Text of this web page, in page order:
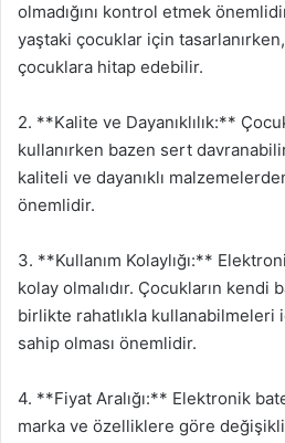
olmadığını kontrol etmek
yaştaki çocuklar için
çocuklara hitap edebilir.
2. **Kalite ve Dayanıklılık:**
kullanırken bazen sert
kaliteli ve dayanıklı
önemlidir.
3. **Kullanım Kolaylığı:**
kolay olmalıdır. Çocukların kendi
birlikte rahatlıkla kullanabilmeleri
sahip olması önemlidir.
4. **Fiyat Aralığı:** Elektronik
marka ve özelliklere göre